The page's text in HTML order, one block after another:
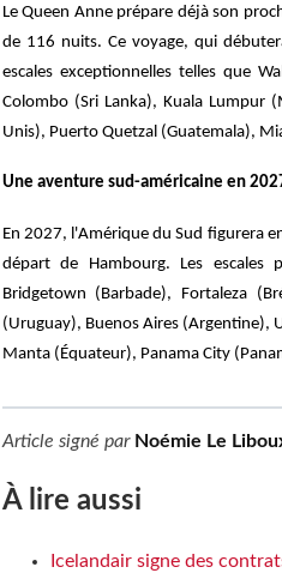
Le Queen Anne prépare déjà son
de 116 nuits. Ce voyage, qui
escales exceptionnelles telles que
Colombo (Sri Lanka), Kuala Lumpur
Unis), Puerto Quetzal (Guatemala),
Une aventure sud-américaine en
En 2027, l'Amérique du Sud figurera
départ de Hambourg. Les escales
Bridgetown (Barbade), Fortaleza
(Uruguay), Buenos Aires (Argentine),
Manta (Équateur), Panama City
Article signé par Noémie Le
À lire aussi
Icelandair signe des